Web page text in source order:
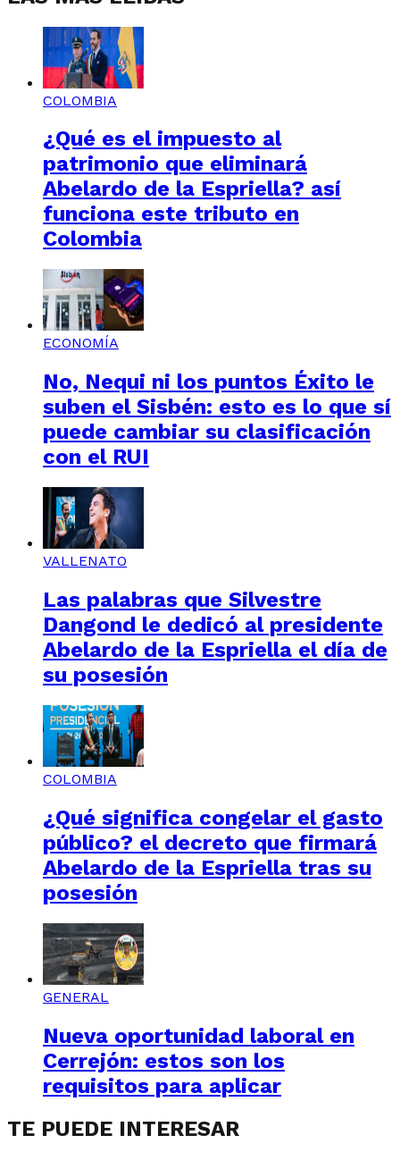
COLOMBIA
¿Qué es el impuesto al
patrimonio que eliminará
Abelardo de la Espriella? así
funciona este tributo en
Colombia
ECONOMÍA
No, Nequi ni los puntos Éxito le
suben el Sisbén: esto es lo que sí
puede cambiar su clasificación
con el RUI
VALLENATO
Las palabras que Silvestre
Dangond le dedicó al presidente
Abelardo de la Espriella el día de
su posesión
COLOMBIA
¿Qué significa congelar el gasto
público? el decreto que firmará
Abelardo de la Espriella tras su
posesión
GENERAL
Nueva oportunidad laboral en
Cerrejón: estos son los
requisitos para aplicar
TE PUEDE INTERESAR